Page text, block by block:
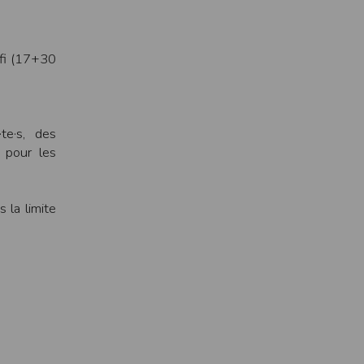
(17+30
des
pour les
la limite
électronique ou téléphonique.
tout sans droit à indemnités. L’utilisateur
pour l’utilisateur ou tout tiers.
de les adapter aux évolutions du site
forme que ce soit sur la nature et les
éventuels. La communication de toute
par un droit de propriété.
Internet
participer à des épreuves inscrites au